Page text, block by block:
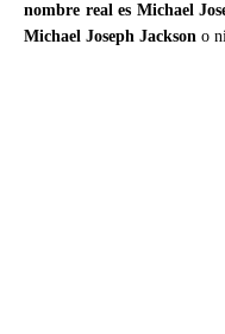
nombre real es Michael
Michael Joseph Jackson o